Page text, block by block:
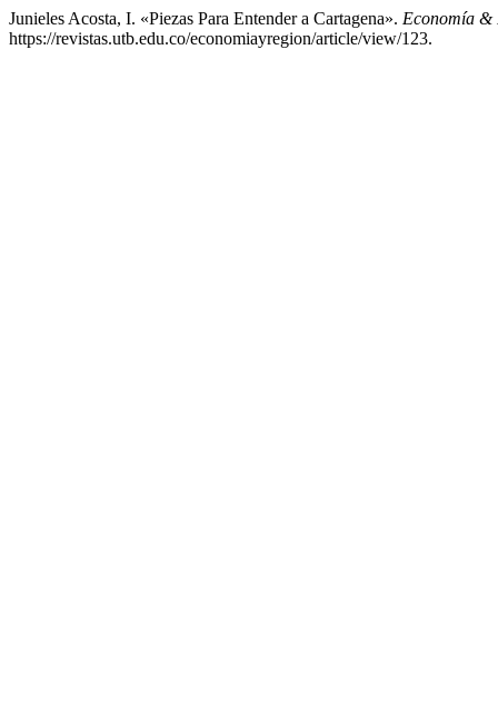
Junieles Acosta, I. «Piezas Para Entender a Cartagena». Economía &
https://revistas.utb.edu.co/economiayregion/article/view/123.